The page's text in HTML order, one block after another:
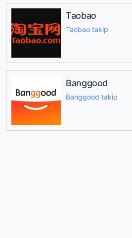
Taobao
Taobao takip
Banggood
Banggood takip